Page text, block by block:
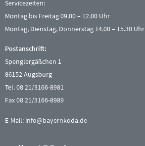
Servicezeiten:
Montag bis Freitag 09.00 – 12.00 Uhr
Montag, Dienstag, Donnerstag 14.00 – 15.30 Uhr
Postanschrift:
Spenglergäßchen 1
86152 Augsburg
Tel. 08 21/3166-8981
Fax 08 21/3166-8989
E-Mail: info@bayernkoda.de